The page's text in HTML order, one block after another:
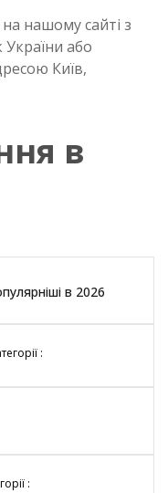
нашому сайті з
або
Київ,
в
в 2026
:
: